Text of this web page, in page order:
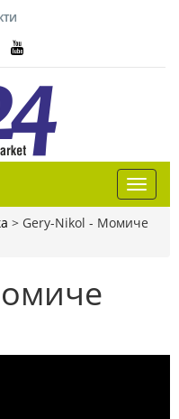
> Gery-Nikol - Момиче